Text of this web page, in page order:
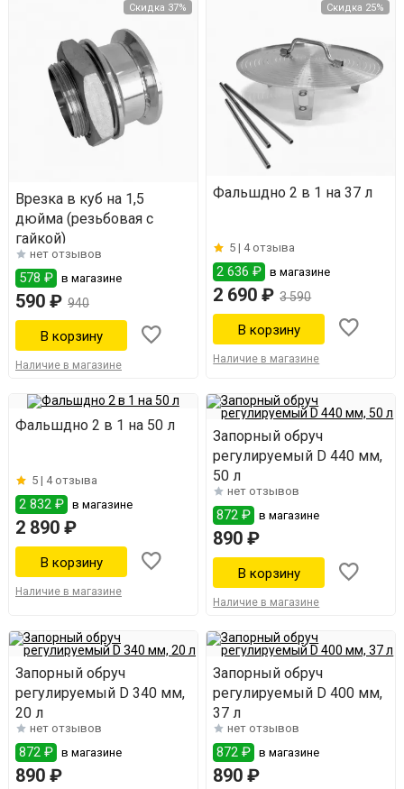
Скидка 37%
Врезка в куб на 1,5
дюйма (резьбовая с
гайкой)
нет отзывов
578 ₽ в магазине
590 ₽ 940
Наличие в магазине
Скидка 25%
Фальшдно 2 в 1 на 37 л
5 | 4 отзыва
2 636 ₽ в магазине
2 690 ₽ 3 590
Наличие в магазине
Фальшдно 2 в 1 на 50 л
5 | 4 отзыва
2 832 ₽ в магазине
2 890 ₽
Наличие в магазине
Запорный обруч
регулируемый D 440 мм,
50 л
нет отзывов
872 ₽ в магазине
890 ₽
Наличие в магазине
Запорный обруч
регулируемый D 340 мм,
20 л
нет отзывов
872 ₽ в магазине
890 ₽
Запорный обруч
регулируемый D 400 мм,
37 л
нет отзывов
872 ₽ в магазине
890 ₽